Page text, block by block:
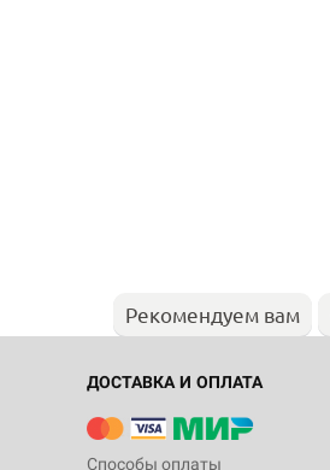
Рекомендуем вам
ДОСТАВКА И ОПЛАТА
Способы оплаты